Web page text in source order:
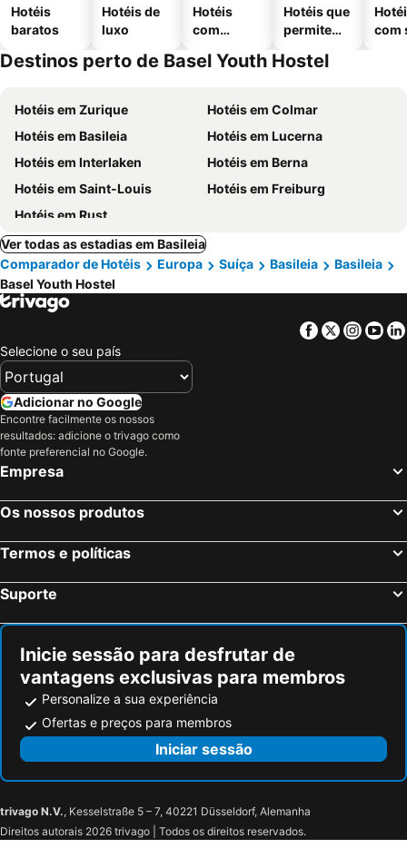
Hotéis
baratos
Hotéis de
luxo
Hotéis
com
Hotéis que
permitem
com
Destinos perto de Basel Youth Hostel
Hotéis em Zurique
Hotéis em Colmar
Hotéis em Basileia
Hotéis em Lucerna
Hotéis em Interlaken
Hotéis em Berna
Hotéis em Saint-Louis
Hotéis em Freiburg
Hotéis em Rust
Ver todas as estadias em Basileia
Comparador de Hotéis
Europa Suíça Basileia
Basileia
Basel Youth Hostel
Facebook
Twitter
Selecione o seu país
Adicionar no Google
Encontre facilmente os nossos
resultados: adicione o trivago como
fonte preferencial no Google.
Empresa
Os nossos produtos
Termos e políticas
Suporte
Inicie sessão para desfrutar de
vantagens exclusivas para membros
Personalize a sua experiência
Ofertas e preços para membros
Iniciar sessão
trivago N.V., Kesselstraße 5 – 7, 40221 Düsseldorf, Alemanha
Direitos autorais 2026 trivago | Todos os direitos reservados.